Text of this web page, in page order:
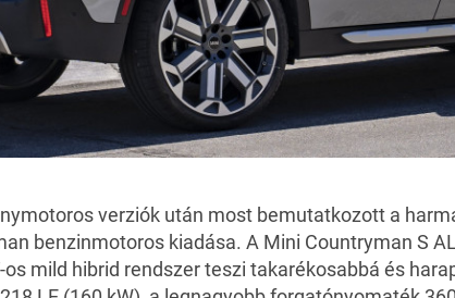
verziók után most bemutatkozott a
benzinmotoros kiadása. A Mini Countryman S
mild hibrid rendszer teszi takarékosabbá és